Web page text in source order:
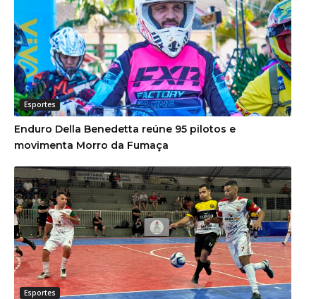
Esportes
Enduro Della Benedetta reúne 95 pilotos e
movimenta Morro da Fumaça
Esportes